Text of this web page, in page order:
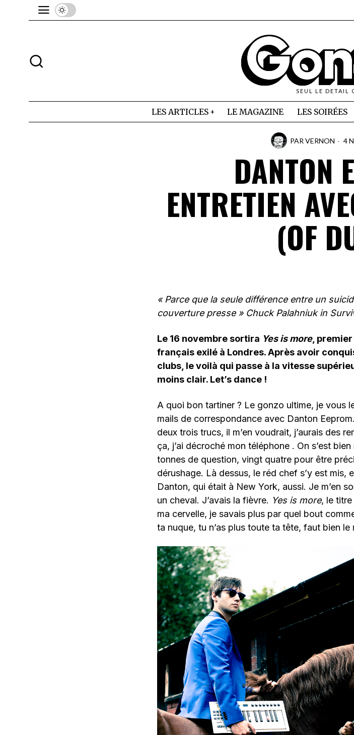
SEUL LE DETAIL
LES ARTICLES LE MAGAZINE LES SOIRÉES
PAR VERNON 4
DANTON
ENTRETIEN
(OF
« Parce que la seule différence entre un
couverture presse » Chuck Palahniuk in
Le 16 novembre sortira Yes is more, premier
français exilé à Londres. Après avoir
clubs, le voilà qui passe à la vitesse
moins clair. Let’s dance !
A quoi bon tartiner ? Le gonzo ultime, je vous
mails de correspondance avec Danton
deux trois trucs, il m’en voudrait, j’aurais des
ça, j’ai décroché mon téléphone . On s’est
tonnes de question, vingt quatre pour être
dérushage. Là dessus, le réd chef s’y est mis,
Danton, qui était à New York, aussi. Je m’en
un cheval. J’avais la fièvre. Yes is more, le
ma cervelle, je savais plus par quel bout
ta nuque, tu n’as plus toute ta tête, faut bien le